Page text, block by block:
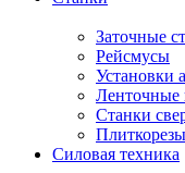
Заточные
Рейсмусы
Установки
Станки
Силовая техника